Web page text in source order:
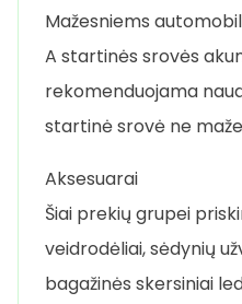
Mažesniems
A startinės srovės
rekomenduojama
startinė srovė ne
Aksesuarai
Šiai prekių grupei
veidrodėliai, sėdynių
bagažinės skersiniai